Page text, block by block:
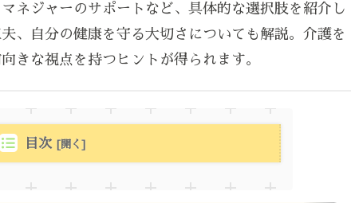
ネジャーのサポートなど、具体的な選択肢を紹介し
、自分の健康を守る大切さについても解説。介護を
きな視点を持つヒントが得られます。
目次